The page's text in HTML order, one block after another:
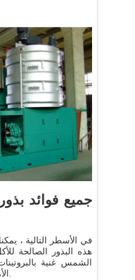
جميع فوائد
في الأسطر التالية ،
هذه البذور الصالحة
الشمس غنية
الأمينية ، بما في ذلك التربتوفان.